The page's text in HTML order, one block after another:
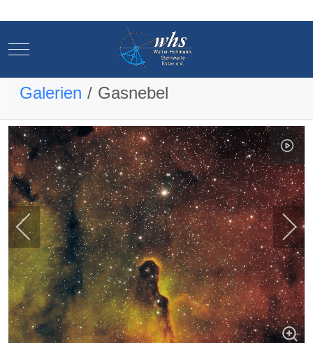
Mobile Menu Toggle
Galerien Gasnebel